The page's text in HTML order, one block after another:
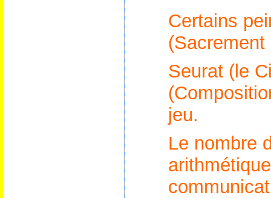
Certains
Seurat (le
jeu.
Le nombre